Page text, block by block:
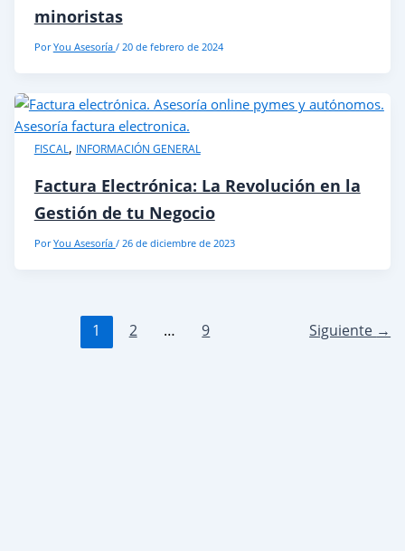
minoristas
PorYou Asesoría / 20 de febrero de 2024
FISCAL , INFORMACIÓN GENERAL
Factura Electrónica: La Revolución en la
Gestión de tu Negocio
PorYou Asesoría / 26 de diciembre de 2023
1 2 … 9 Siguiente →